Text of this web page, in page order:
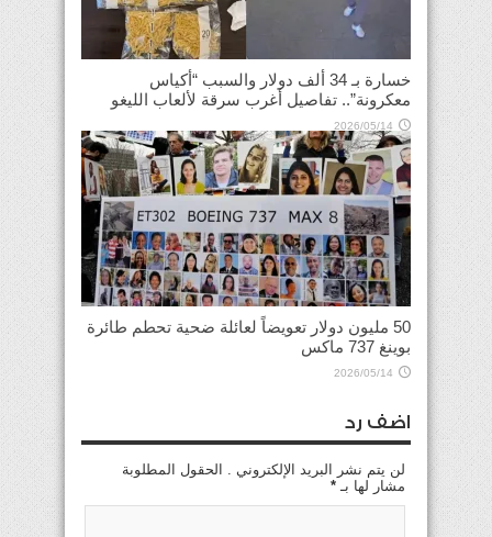
خسارة بـ 34 ألف دولار والسبب “أكياس
معكرونة”.. تفاصيل أغرب سرقة لألعاب الليغو
2026/05/14
50 مليون دولار تعويضاً لعائلة ضحية تحطم طائرة
بوينغ 737 ماكس
2026/05/14
اضف رد
لن يتم نشر البريد الإلكتروني . الحقول المطلوبة
مشار لها بـ *